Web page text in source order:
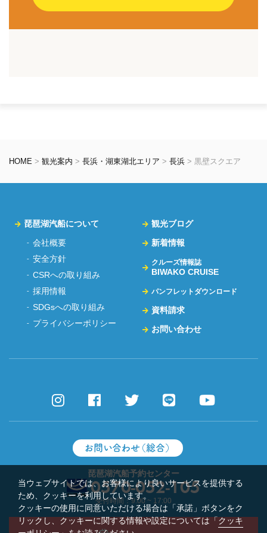
HOME > 観光案内 > 長浜・湖東湖北エリア > 長浜 > 黒壁スクエア
当ウェブサイトでは、お客様により良いサービスを提供する
ため、クッキーを利用しています。
クッキーの使用に同意いただける場合は「承諾」ボタンをク
リックし、クッキーに関する情報や設定については「クッキ
琵琶湖汽船について
会社概要
安全方針
CSRへの取り組み
採用情報
SDGsへの取り組み
プライバシーポリシー
観光ブログ
新着情報
クルーズ情報誌
BIWAKO CRUISE
パンフレットダウンロード
資料請求
お問い合わせ
お問い合わせ（総合）
琵琶湖汽船予約センター
0570-052-105
受付時間：9:00 ~ 17:00